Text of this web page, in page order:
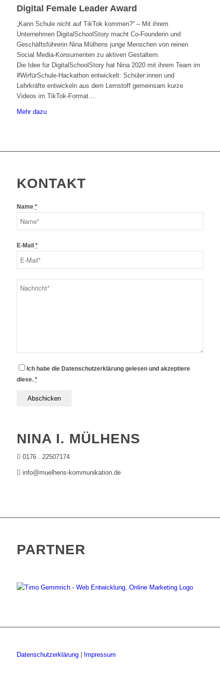
Digital Female Leader Award
„Kann Schule nicht auf TikTok kommen?“ – Mit ihrem
Unternehmen DigitalSchoolStory macht Co-Founderin und
Geschäftsführerin Nina Mülhens junge Menschen von reinen
Social Media-Konsumenten zu aktiven Gestaltern.
Die Idee für DigitalSchoolStory hat Nina 2020 mit ihrem Team im
#WirfürSchule-Hackathon entwickelt: Schüler:innen und
Lehrkräfte entwickeln aus dem Lernstoff gemeinsam kurze
Videos im TikTok-Format….
Mehr dazu
KONTAKT
Name *
E-Mail *
Ich habe die Datenschutzerklärung gelesen und akzeptiere
diese. *
NINA I. MÜLHENS
0176 . 22507174
info@muelhens-kommunikation.de
PARTNER
Datenschutzerklärung| Impressum